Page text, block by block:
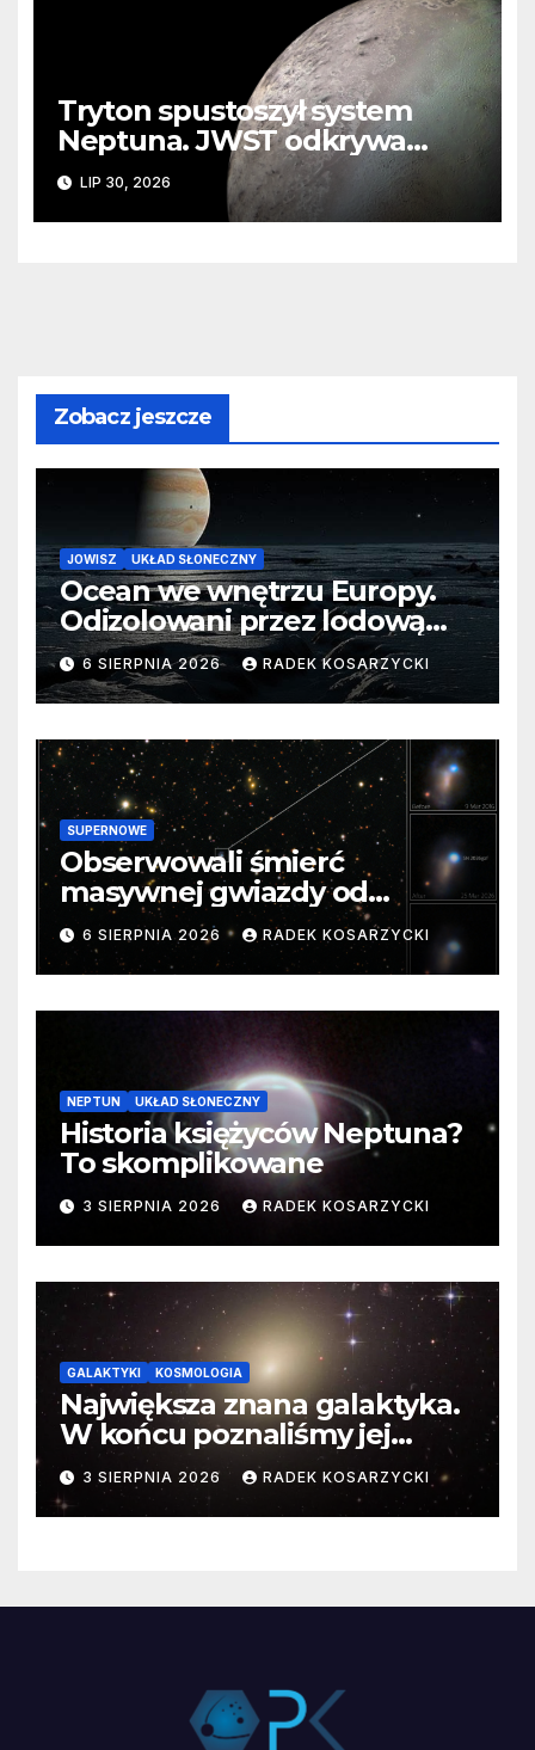
Tryton spustoszył system
Neptuna. JWST odkrywa
ślady kosmicznej katastrofy i
zaginionego lodu
LIP 30, 2026
Zobacz jeszcze
JOWISZ UKŁAD SŁONECZNY
Ocean we wnętrzu Europy.
Odizolowani przez lodową
barierę
6 SIERPNIA 2026 RADEK KOSARZYCKI
SUPERNOWE
Obserwowali śmierć
masywnej gwiazdy od
samego początku. Niezwykle
cenne dane
6 SIERPNIA 2026 RADEK KOSARZYCKI
NEPTUN UKŁAD SŁONECZNY
Historia księżyców Neptuna?
To skomplikowane
3 SIERPNIA 2026 RADEK KOSARZYCKI
GALAKTYKI KOSMOLOGIA
Największa znana galaktyka.
W końcu poznaliśmy jej
faktyczne wymiary
3 SIERPNIA 2026 RADEK KOSARZYCKI